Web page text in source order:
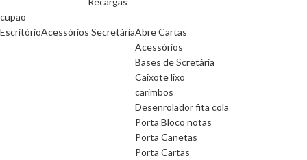
cupao
EscritórioAcessórios SecretáriaAbre Cartas
Acessórios
Bases de Scretária
Caixote lixo
carimbos
Desenrolador fita cola
Porta Bloco notas
Porta Canetas
Porta Cartas